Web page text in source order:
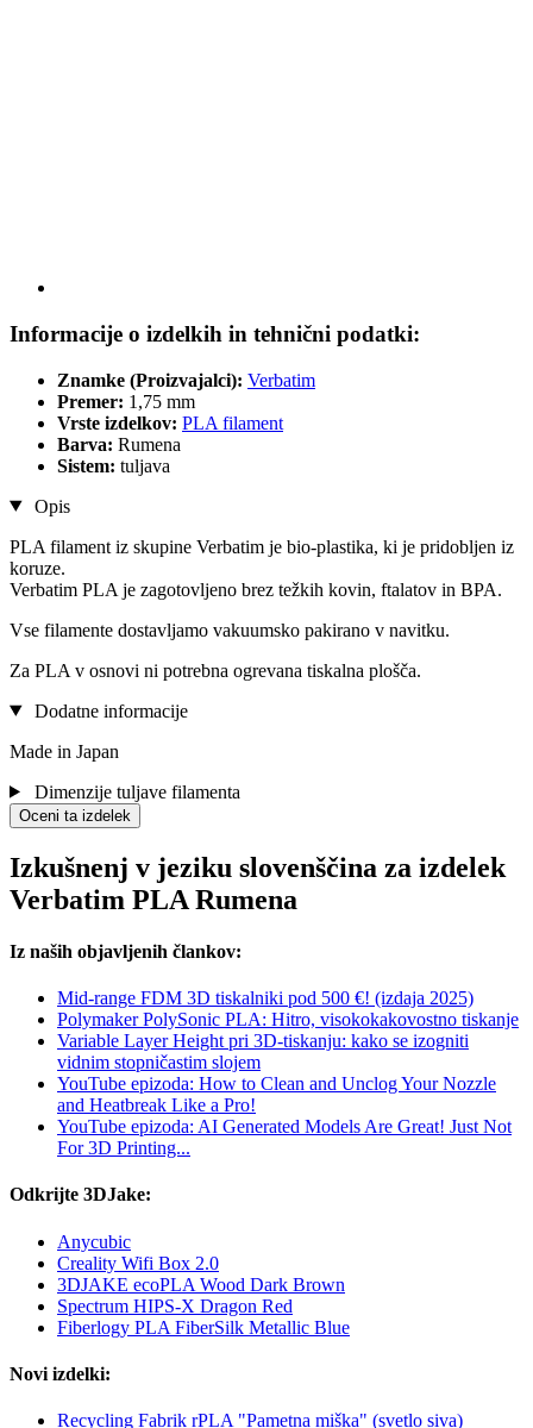
Informacije o izdelkih in tehnični podatki:
Znamke (Proizvajalci): Verbatim
Premer: 1,75 mm
Vrste izdelkov: PLA filament
Barva: Rumena
Sistem: tuljava
Opis
PLA filament iz skupine Verbatim je bio-plastika, ki je pridobljen iz
koruze.
Verbatim PLA je zagotovljeno brez težkih kovin, ftalatov in BPA.
Vse filamente dostavljamo vakuumsko pakirano v navitku.
Za PLA v osnovi ni potrebna ogrevana tiskalna plošča.
Dodatne informacije
Made in Japan
Dimenzije tuljave filamenta
Oceni ta izdelek
Izkušnenj v jeziku slovenščina za izdelek
Verbatim PLA Rumena
Iz naših objavljenih člankov:
Mid-range FDM 3D tiskalniki pod 500 €! (izdaja 2025)
Polymaker PolySonic PLA: Hitro, visokokakovostno tiskanje
Variable Layer Height pri 3D-tiskanju: kako se izogniti
vidnim stopničastim slojem
YouTube epizoda: How to Clean and Unclog Your Nozzle
and Heatbreak Like a Pro!
YouTube epizoda: AI Generated Models Are Great! Just Not
For 3D Printing...
Odkrijte 3DJake:
Anycubic
Creality Wifi Box 2.0
3DJAKE ecoPLA Wood Dark Brown
Spectrum HIPS-X Dragon Red
Fiberlogy PLA FiberSilk Metallic Blue
Novi izdelki:
Recycling Fabrik rPLA "Pametna miška" (svetlo siva)